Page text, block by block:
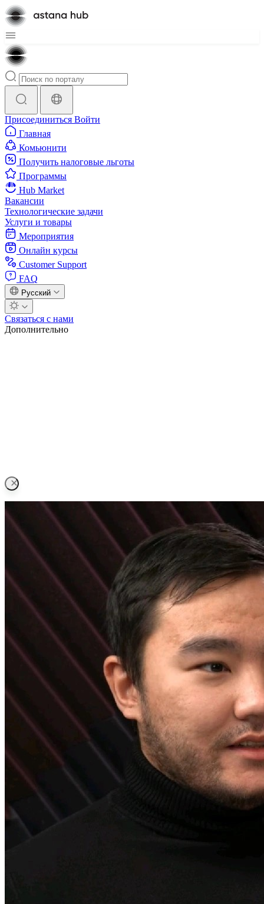
Присоединиться Войти
Главная
Комьюнити
Получить налоговые льготы
Программы
Hub Market
Вакансии
Технологические задачи
Услуги и товары
Мероприятия
Онлайн курсы
Customer Support
FAQ
Русский
Связаться с нами
Дополнительно